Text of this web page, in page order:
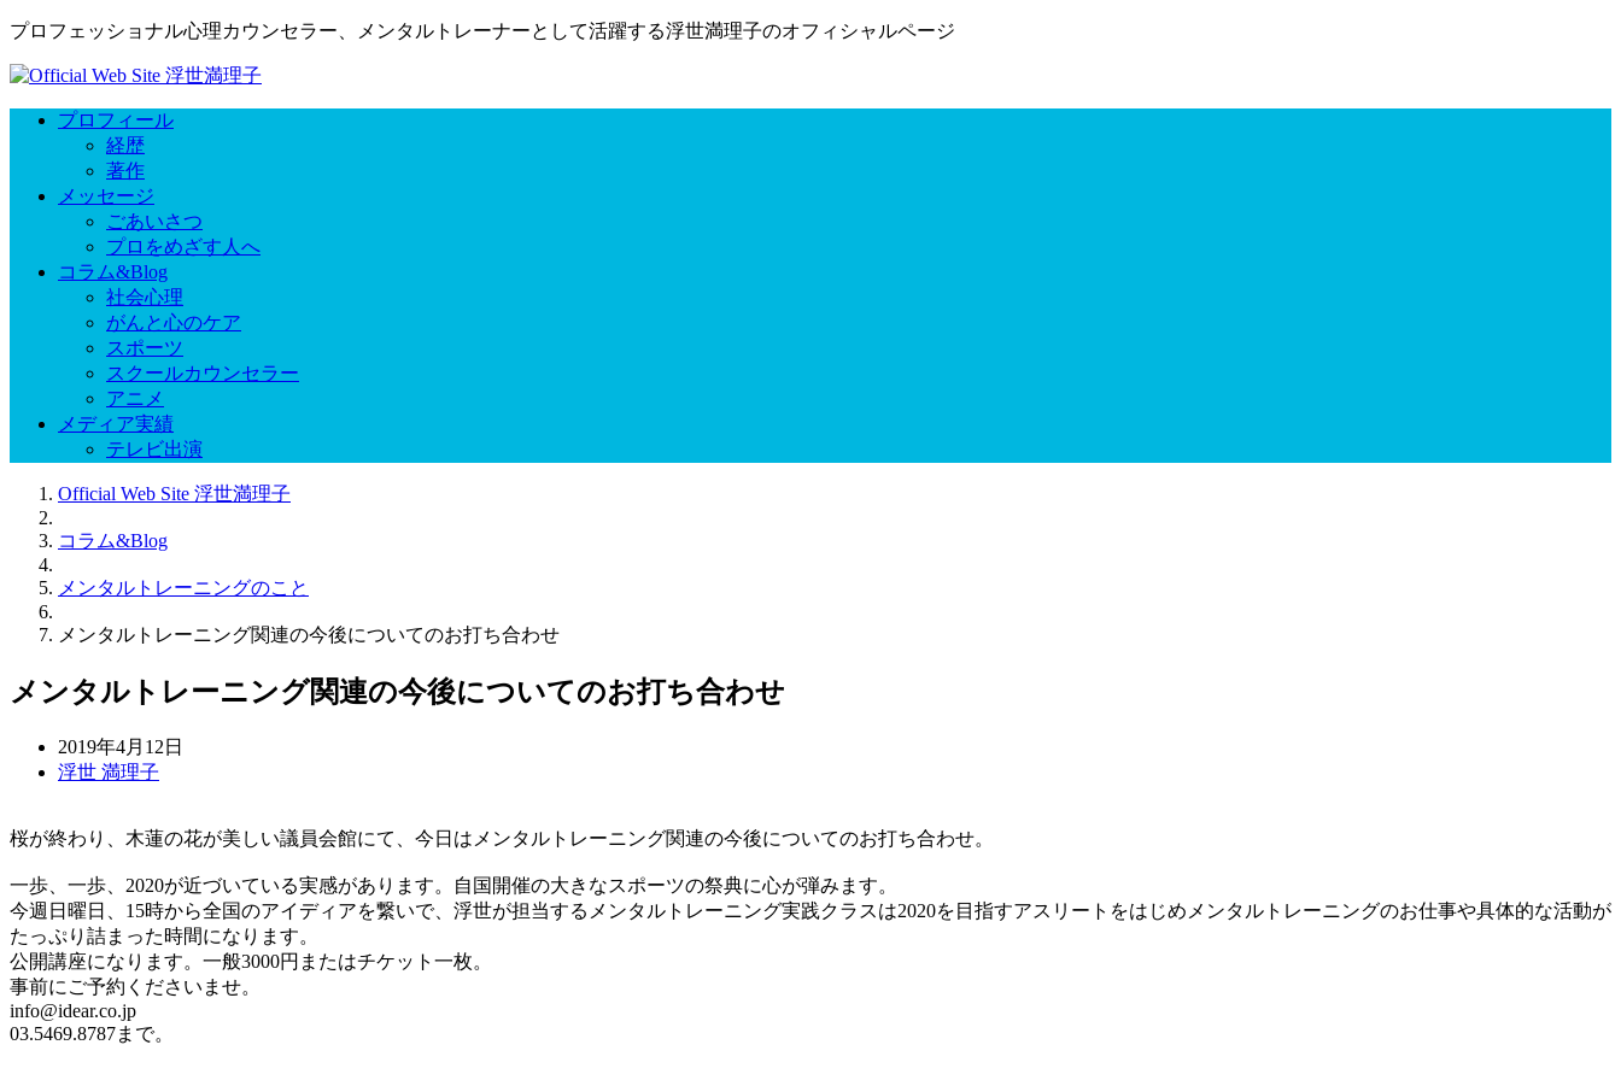
プロフェッショナル心理カウンセラー、メンタルトレーナーとして活躍する浮世満理子のオフィシャルページ
プロフィール
経歴
著作
メッセージ
ごあいさつ
プロをめざす人へ
コラム&Blog
社会心理
がんと心のケア
スポーツ
スクールカウンセラー
アニメ
メディア実績
テレビ出演
Official Web Site 浮世満理子
コラム&Blog
メンタルトレーニングのこと
メンタルトレーニング関連の今後についてのお打ち合わせ
メンタルトレーニング関連の今後についてのお打ち合わせ
2019年4月12日
浮世 満理子
桜が終わり、木蓮の花が美しい議員会館にて、今日はメンタルトレーニング関連の今後についてのお打ち合わせ。
一歩、一歩、2020が近づいている実感があります。自国開催の大きなスポーツの祭典に心が弾みます。
今週日曜日、15時から全国のアイディアを繋いで、浮世が担当するメンタルトレーニング実践クラスは2020を目指すアスリートをはじめメンタルトレーニングのお仕事や具体的な活動が
たっぷり詰まった時間になります。
公開講座になります。一般3000円またはチケット一枚。
事前にご予約くださいませ。
info@idear.co.jp
03.5469.8787まで。